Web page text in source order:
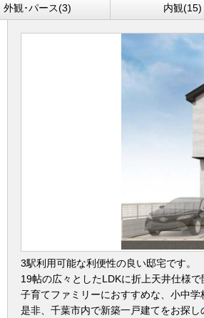
外観･パース(3) 内観(15)
3駅利用可能な利便性の良い邸宅です。
19帖の広々としたLDKに折上天井仕様で
子育てファミリーにおすすめな、小中学
是非、千葉市内で新築一戸建てをお探し